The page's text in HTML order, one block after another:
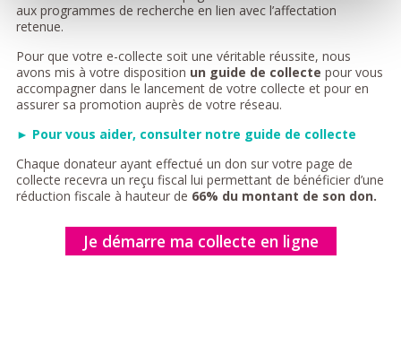
aux programmes de recherche en lien avec l’affectation
retenue.
Pour que votre e-collecte soit une véritable réussite, nous
avons mis à votre disposition un guide de collecte pour vous
accompagner dans le lancement de votre collecte et pour en
assurer sa promotion auprès de votre réseau.
► Pour vous aider, consulter notre guide de collecte
Chaque donateur ayant effectué un don sur votre page de
collecte recevra un reçu fiscal lui permettant de bénéficier d’une
réduction fiscale à hauteur de 66% du montant de son don.
Je démarre ma collecte en ligne